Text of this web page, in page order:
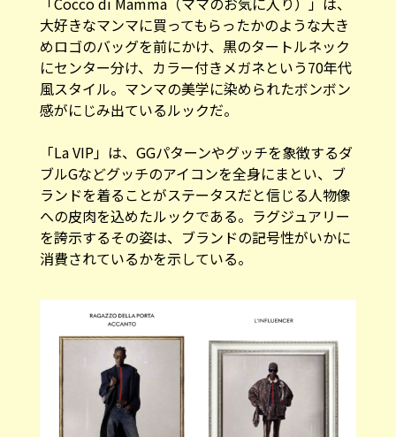
大好きなマンマに買ってもらったかのような大き
めロゴのバッグを前にかけ、黒のタートルネック
にセンター分け、カラー付きメガネという70年代
風スタイル。マンマの美学に染められたボンボン
感がにじみ出ているルックだ。
ブルGなどグッチのアイコンを全身にまとい、ブ
ランドを着ることがステータスだと信じる人物像
への皮肉を込めたルックである。ラグジュアリー
を誇示するその姿は、ブランドの記号性がいかに
消費されているかを示している。